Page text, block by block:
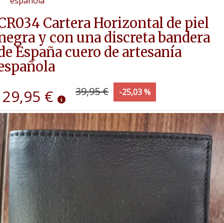
Cartera Horizontal de piel
y con una discreta bandera
España cuero de artesanía
29,95 € 39,95 € -25,03 %